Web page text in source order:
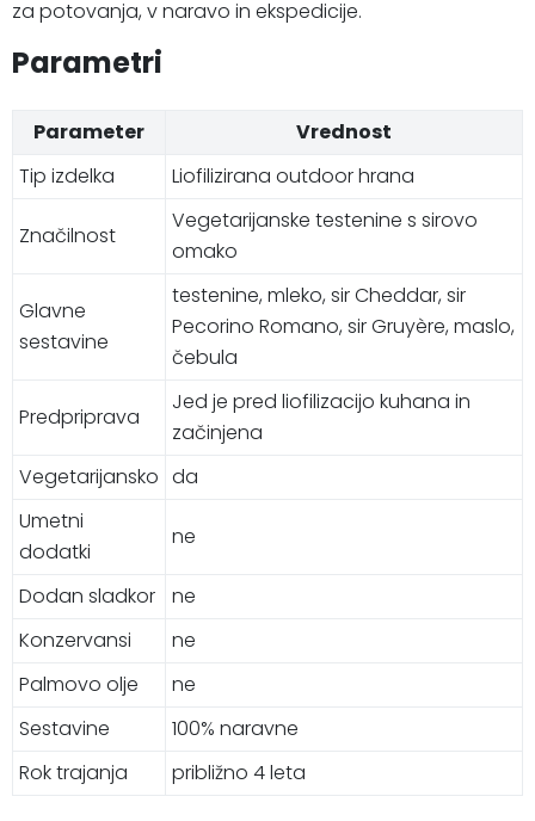
za potovanja, v naravo in ekspedicije.
Parametri
Parameter
Vrednost
Tip izdelka
Liofilizirana outdoor hrana
Značilnost
Vegetarijanske testenine s sirovo
omako
Glavne
sestavine
testenine, mleko, sir Cheddar, sir
Pecorino Romano, sir Gruyère, maslo,
čebula
Predpriprava
Jed je pred liofilizacijo kuhana in
začinjena
Vegetarijansko da
Umetni
dodatki
ne
Dodan sladkor
ne
Konzervansi
ne
Palmovo olje
ne
Sestavine
100% naravne
Rok trajanja
približno 4 leta